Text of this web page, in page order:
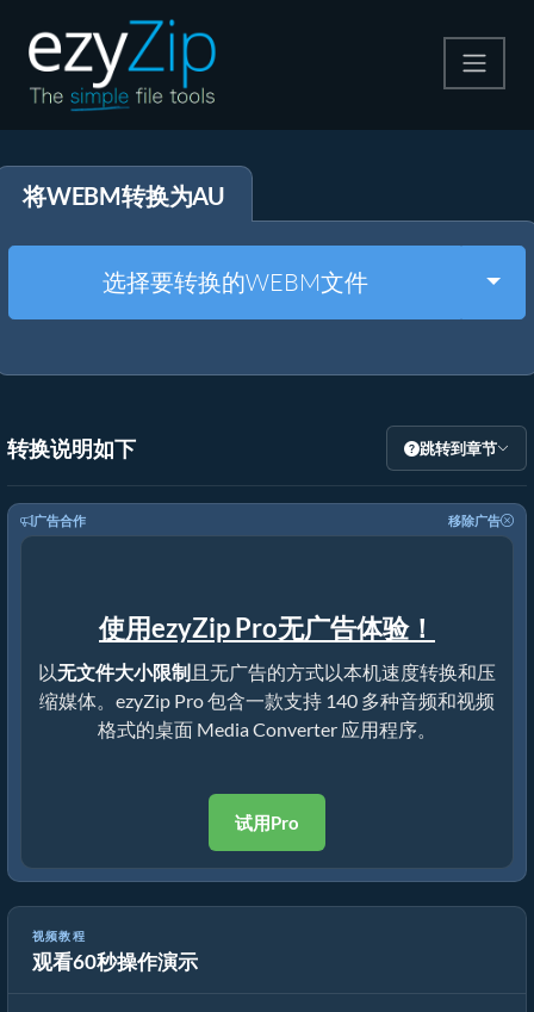
解压
其他工具
将WEBM转换为AU
选择要转换的WEBM文件
转换说明如下 跳转到章节
广告合作 移除广告
使用ezyZip Pro无广告体验！
以无文件大小限制且无广告的方式以本机速度转换和压
缩媒体。ezyZip Pro 包含一款支持 140 多种音频和视频
格式的桌面 Media Converter 应用程序。
试用Pro
视频教程
观看60秒操作演示
如何转换媒体文件